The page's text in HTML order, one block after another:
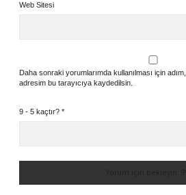
Web Sitesi
Daha sonraki yorumlarımda kullanılması için
adresim bu tarayıcıya kaydedilsin.
9 - 5 kaçtır? *